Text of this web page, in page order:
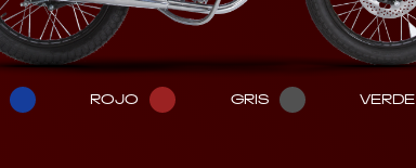
ROJO GRIS VERDE